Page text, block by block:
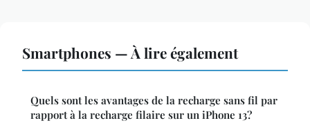
Smartphones — À lire également
Quels sont les avantages de la recharge sans fil par
rapport à la recharge filaire sur un iPhone 13?